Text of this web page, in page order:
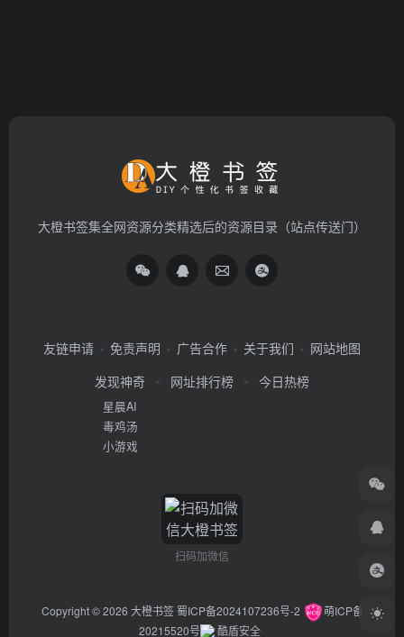
大橙书签集全网资源分类精选后的资源目录（站点传送门）
友链申请 免责声明 广告合作 关于我们
网站地图
发现神奇
星晨AI
毒鸡汤
小游戏
网址排行榜 今日热榜
扫码加微信
Copyright © 2026 大橙书签 蜀ICP备2024107236号-2
萌ICP备
20215520号
酷盾安全